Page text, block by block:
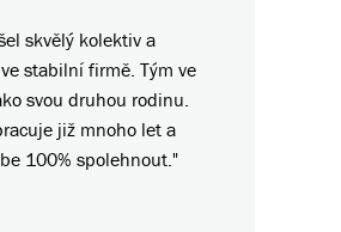
skvělý kolektiv a
stabilní firmě. Tým ve
svou druhou rodinu.
již mnoho let a
100% spolehnout."